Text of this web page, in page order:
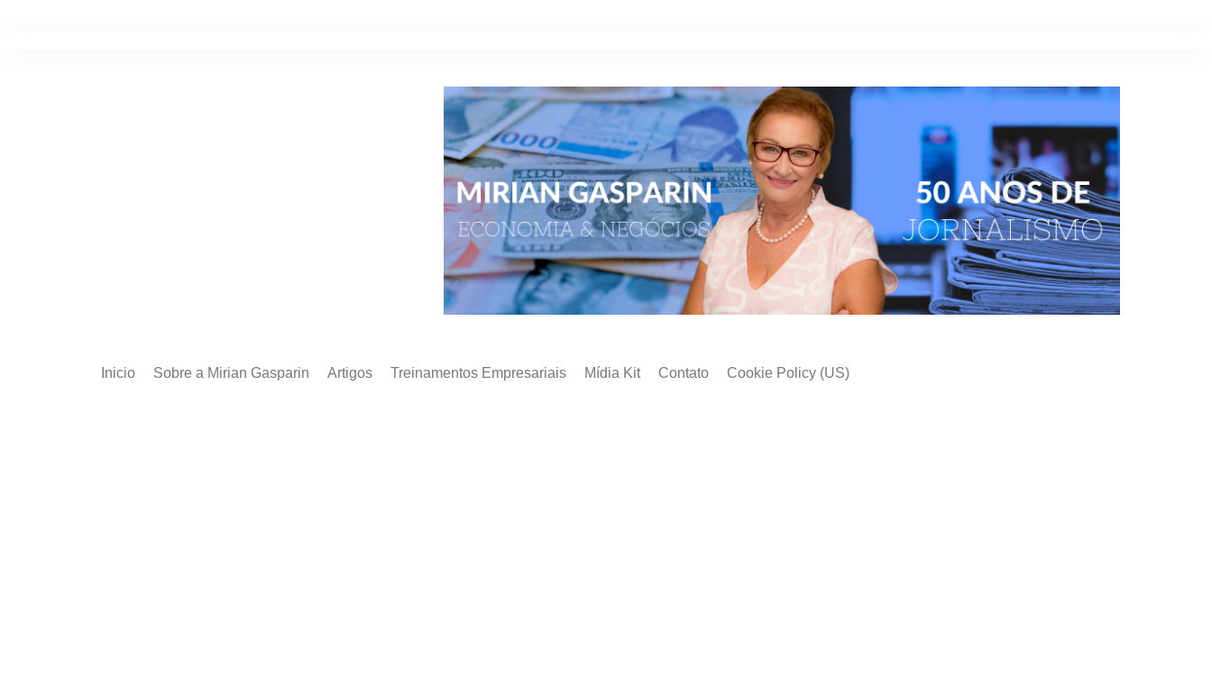
Inicio Sobre a Mirian Gasparin Artigos Treinamentos Empresariais Mídia Kit Contato Cookie Policy (US)